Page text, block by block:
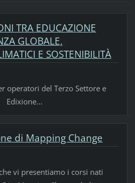
TRA EDUCAZIONE
GLOBALE,
E SOSTENIBILITÀ
operatori del Terzo Settore e
Edixione...
di Mapping Change
vi presentiamo i corsi nati